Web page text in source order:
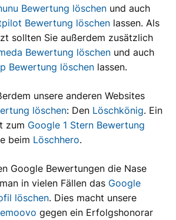
Bewertung löschen und auch
Bewertung löschen lassen. Als
sollten Sie außerdem zusätzlich
Bewertung löschen und auch
Bewertung löschen lassen.
unsere anderen Websites
löschen: Den Löschkönig. Ein
zum Google 1 Stern Bewertung
beim Löschhero.
Google Bewertungen die Nase
in vielen Fällen das Google
löschen. Dies macht unsere
gegen ein Erfolgshonorar